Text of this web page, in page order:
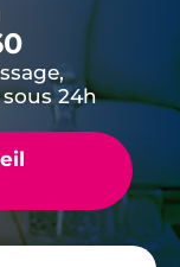
24h